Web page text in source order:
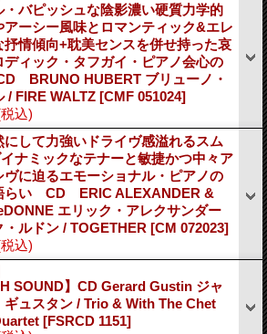
・バピッシュな陰影濃い硬質力学的
アーシー風味とロマンティック&エレ
抒情傾向+耽美センスを併せ持った哀
ディック・タフガイ・ピアノ会心の
BRUNO HUBERT ブリューノ・
/ FIRE WALTZ [CMF 051024]
込)
にして力強いドライヴ感溢れるスム
ナミックなテナーと敏捷かつ中々ア
ヴに迫るエモーショナル・ピアノの
らい CD ERIC ALEXANDER &
エリック・アレクサンダー
・ルドン / TOGETHER [CM 072023]
込)
SOUND】CD Gerard Gustin ジャ
ギュスタン / Trio & With The Chet
[FSRCD 1151]